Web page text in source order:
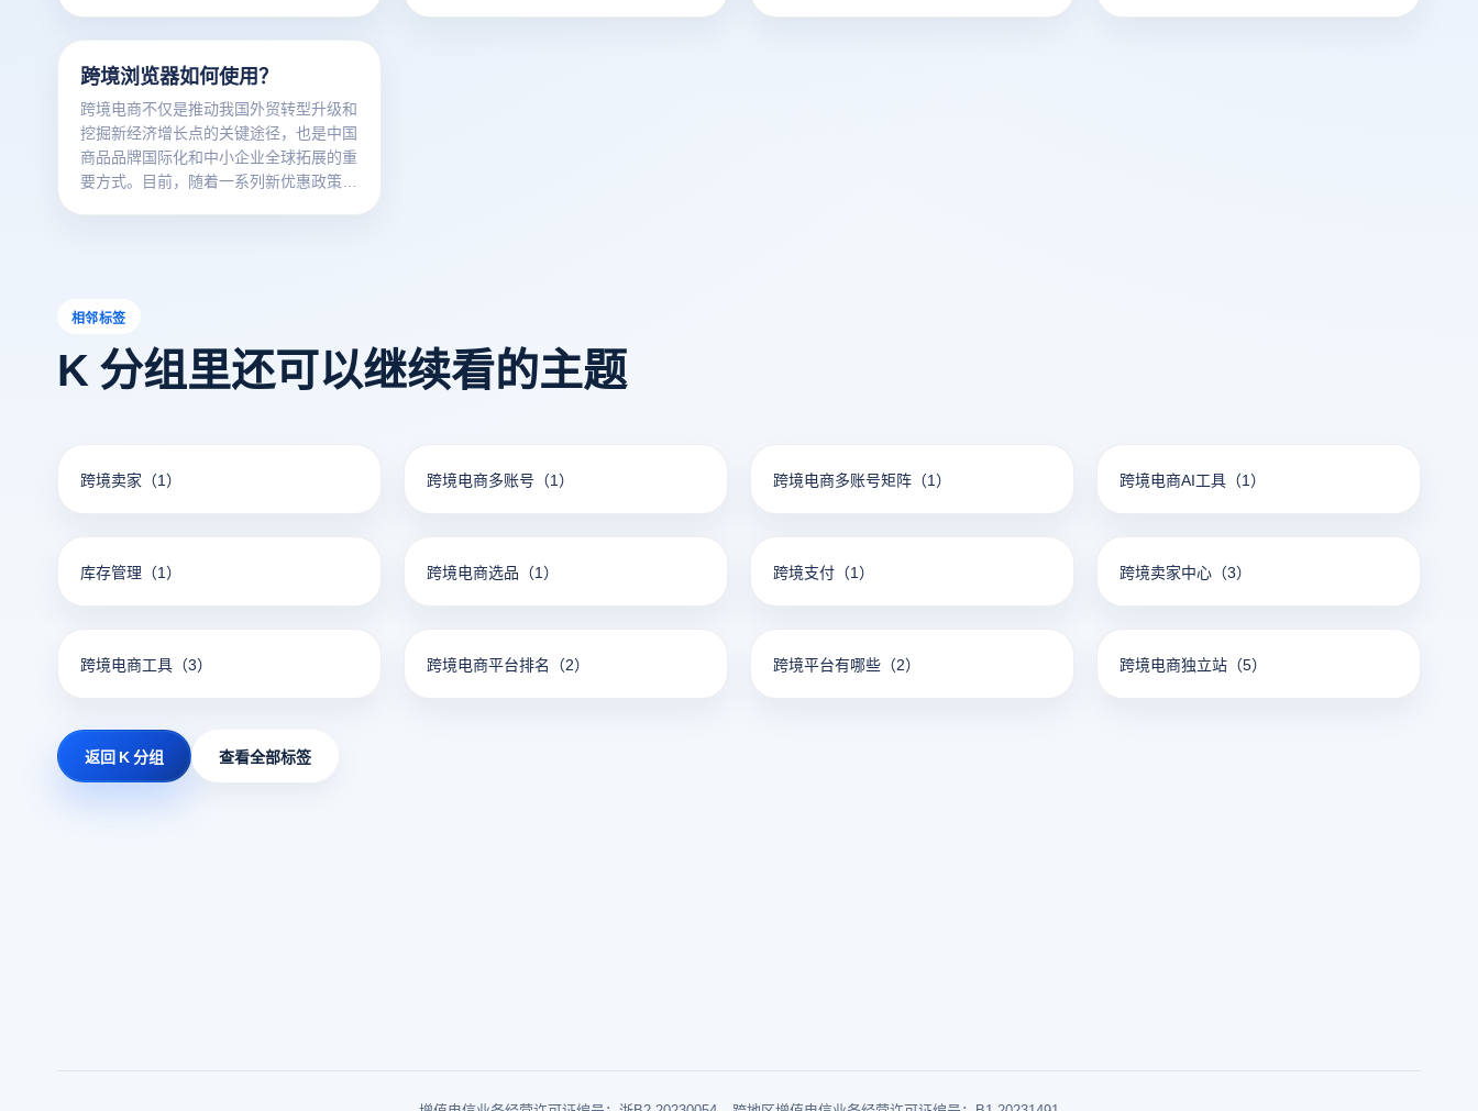
防范相关风险。本文将提供三项实用建
议，以助您在跨境电商领域更加顺利地操
作。
跨境浏览器如何使用？
跨境电商不仅是推动我国外贸转型升级和
挖掘新经济增长点的关键途径，也是中国
商品品牌国际化和中小企业全球拓展的重
要方式。目前，随着一系列新优惠政策的
相邻标签
K 分组里还可以继续看的主题
跨境卖家 （1） 跨境电商多账号 （1） 跨境电商多账号矩阵 （1） 跨境电商AI工具 （1）
库存管理 （1） 跨境电商选品 （1） 跨境支付 （1） 跨境卖家中心 （3）
跨境电商工具 （3） 跨境电商平台排名 （2） 跨境平台有哪些 （2） 跨境电商独立站 （5）
返回 K 分组 查看全部标签